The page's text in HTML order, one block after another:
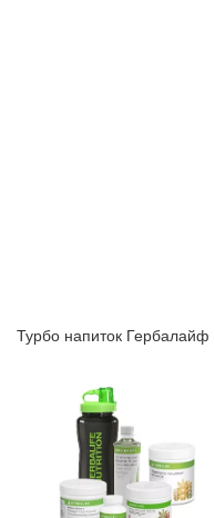
Турбо напиток Гербалайф